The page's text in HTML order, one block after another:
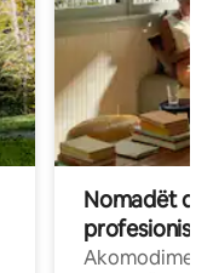
Nomadët
Akomodime